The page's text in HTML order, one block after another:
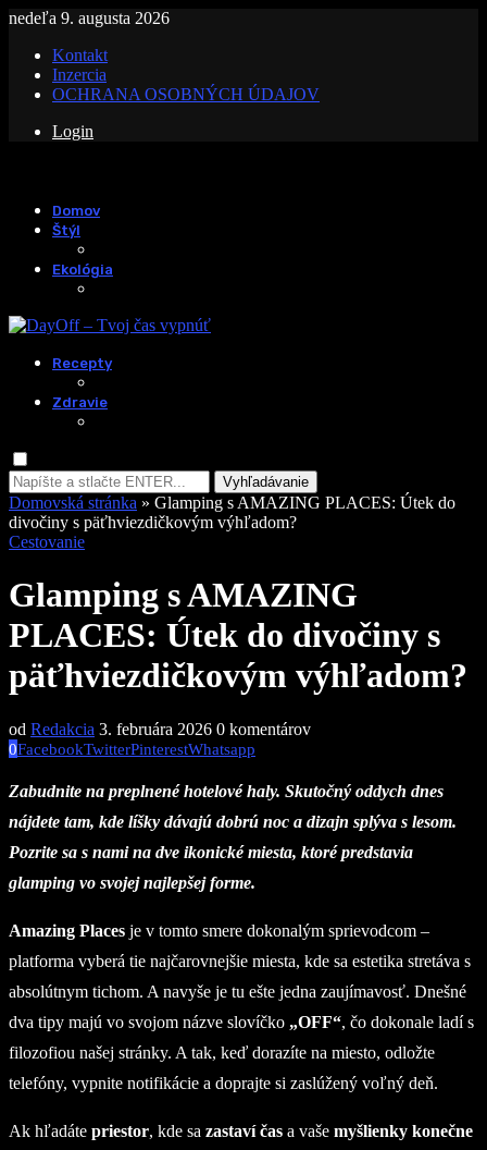
nedeľa 9. augusta 2026
Kontakt
Inzercia
OCHRANA OSOBNÝCH ÚDAJOV
Login
Domov
Štýl
Ekológia
Recepty
Zdravie
Vyhľadávanie
Domovská stránka » Glamping s AMAZING PLACES: Útek do
divočiny s päťhviezdičkovým výhľadom?
Cestovanie
Glamping s AMAZING
PLACES: Útek do divočiny s
päťhviezdičkovým výhľadom?
od Redakcia 3. februára 2026 0 komentárov
0FacebookTwitterPinterestWhatsapp
Zabudnite na preplnené hotelové haly. Skutočný oddych dnes
nájdete tam, kde líšky dávajú dobrú noc a dizajn splýva s lesom.
Pozrite sa s nami na dve ikonické miesta, ktoré predstavia
glamping vo svojej najlepšej forme.
Amazing Places je v tomto smere dokonalým sprievodcom –
platforma vyberá tie najčarovnejšie miesta, kde sa estetika stretáva s
absolútnym tichom. A navyše je tu ešte jedna zaujímavosť. Dnešné
dva tipy majú vo svojom názve slovíčko „OFF“, čo dokonale ladí s
filozofiou našej stránky. A tak, keď dorazíte na miesto, odložte
telefóny, vypnite notifikácie a doprajte si zaslúžený voľný deň.
Ak hľadáte priestor, kde sa zastaví čas a vaše myšlienky konečne